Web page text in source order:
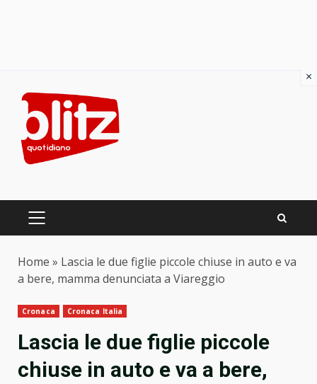
content
PRIMARY
Home » Lascia le due figlie piccole chiuse in auto e va
a bere, mamma denunciata a Viareggio
Cronaca Cronaca Italia
Lascia le due figlie piccole
chiuse in auto e va a bere,
×